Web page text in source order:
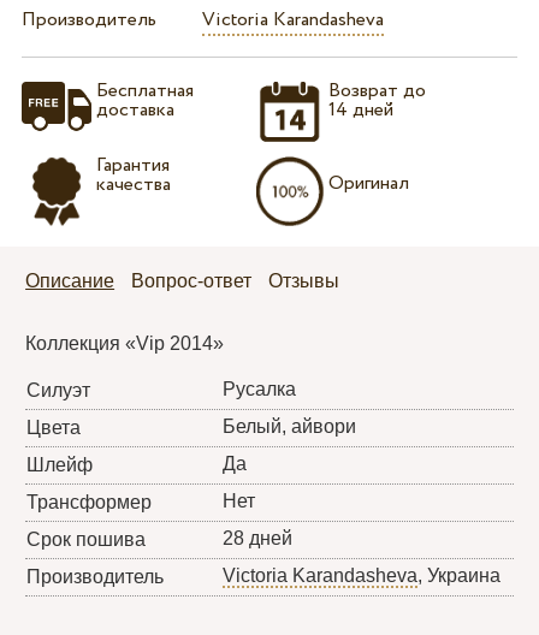
Производитель
Victoria Karandasheva
Бесплатная
доставка
Гарантия
качества
Возврат до
14 дней
Оригинал
Описание Вопрос-ответ Отзывы
Коллекция «Vip 2014»
Силуэт
Русалка
Цвета
Белый, айвори
Шлейф
Да
Трансформер
Нет
Срок пошива
28 дней
Производитель
Victoria Karandasheva, Украина